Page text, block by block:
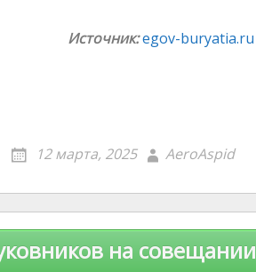
Источник:egov-buryatia.ru
12 марта, 2025 AeroAspid
на совещании